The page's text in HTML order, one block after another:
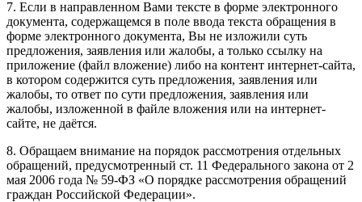
7. Если в направленном Вами тексте в форме электронного
документа, содержащемся в поле ввода текста обращения в
форме электронного документа, Вы не изложили суть
предложения, заявления или жалобы, а только ссылку на
приложение (файл вложение) либо на контент интернет-сайта,
в котором содержится суть предложения, заявления или
жалобы, то ответ по сути предложения, заявления или
жалобы, изложенной в файле вложения или на интернет-
сайте, не даётся.
8. Обращаем внимание на порядок рассмотрения отдельных
обращений, предусмотренный ст. 11 Федерального закона от 2
мая 2006 года № 59-ФЗ «О порядке рассмотрения обращений
граждан Российской Федерации».